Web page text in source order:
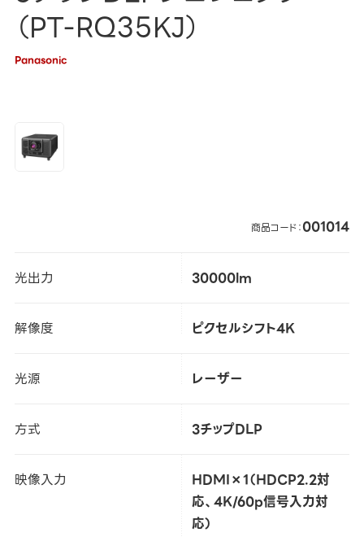
（PT-RQ35KJ）
Panasonic
商品コード：001014
光出力 30000lm
解像度 ピクセルシフト4K
光源 レーザー
方式 3チップDLP
映像入力
HDMI×1（HDCP2.2対
応、4K/60p信号入力対
応）